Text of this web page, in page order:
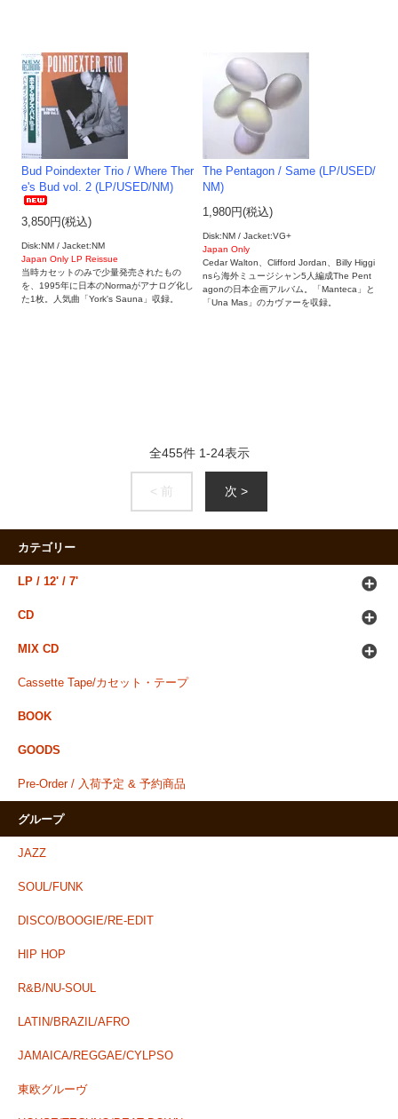
Bud Poindexter Trio / Where Ther
e's Bud vol. 2 (LP/USED/NM)
3,850円(税込)
Disk:NM / Jacket:NM
Japan Only LP Reissue
当時カセットのみで少量発売されたもの
を、1995年に日本のNormaがアナログ化し
た1枚。人気曲「York's Sauna」収録。
The Pentagon / Same (LP/USED/
NM)
1,980円(税込)
Disk:NM / Jacket:VG+
Japan Only
Cedar Walton、Clifford Jordan、Billy Higgi
nsら海外ミュージシャン5人編成The Pent
agonの日本企画アルバム。「Manteca」と
「Una Mas」のカヴァーを収録。
全455件 1-24表示
< 前 次 >
カテゴリー
LP / 12' / 7'
CD
MIX CD
Cassette Tape/カセット・テープ
BOOK
GOODS
Pre-Order / 入荷予定 & 予約商品
グループ
JAZZ
SOUL/FUNK
DISCO/BOOGIE/RE-EDIT
HIP HOP
R&B/NU-SOUL
LATIN/BRAZIL/AFRO
JAMAICA/REGGAE/CYLPSO
東欧グルーヴ